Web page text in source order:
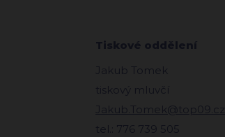
Tiskové oddělení
Jakub Tomek
tiskový mluvčí
Jakub.Tomek@top09.cz
tel.: 776 739 505